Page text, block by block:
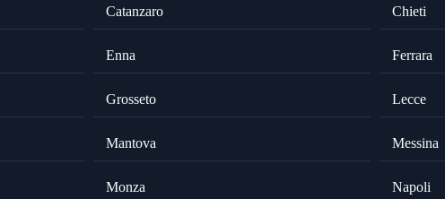
Catanzaro Chieti
Enna Ferrara
Grosseto Lecce
Mantova Messina
Monza Napoli